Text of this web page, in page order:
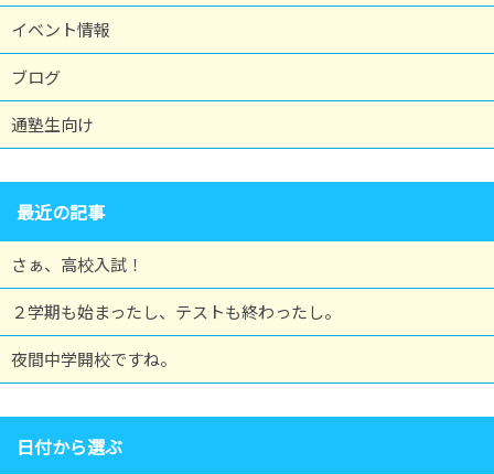
イベント情報
ブログ
通塾生向け
最近の記事
さぁ、高校入試！
２学期も始まったし、テストも終わったし。
夜間中学開校ですね。
日付から選ぶ